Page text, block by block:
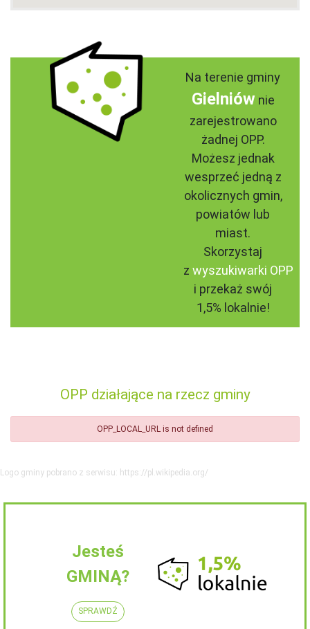
Na terenie gminy
Gielniównie
zarejestrowano
żadnej OPP.
Możesz jednak
wesprzeć jedną z
okolicznych gmin,
powiatów lub
miast.
Skorzystaj
z wyszukiwarki OPP
i przekaż swój
1,5% lokalnie!
OPP działające na rzecz gminy
OPP_LOCAL_URL is not defined
Logo gminy pobrano z serwisu: https://pl.wikipedia.org/
Jesteś
GMINĄ?
SPRAWDŹ